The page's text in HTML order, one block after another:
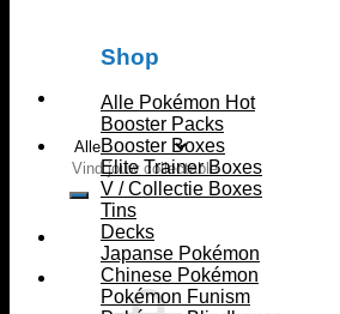
Zoeken
naar:
Shop
Alle Pokémon
Booster Packs
Booster Boxes
Elite Trainer Boxes
V / Collectie Boxes
Tins
Decks
Japanse Pokémon
Chinese Pokémon
Pokémon Funism